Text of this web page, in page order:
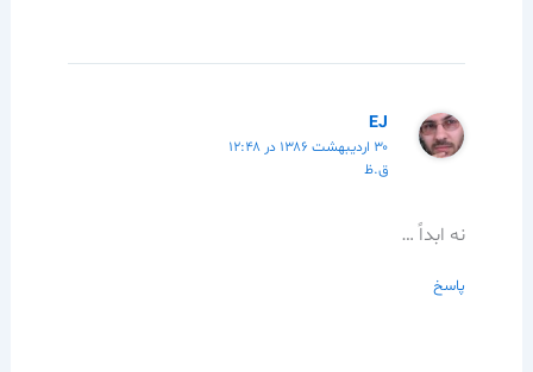
EJ
۳۰ اردیبهشت ۱۳۸۶ در ۱۲:۴۸
ق.ظ
نه ابداً …
پاسخ